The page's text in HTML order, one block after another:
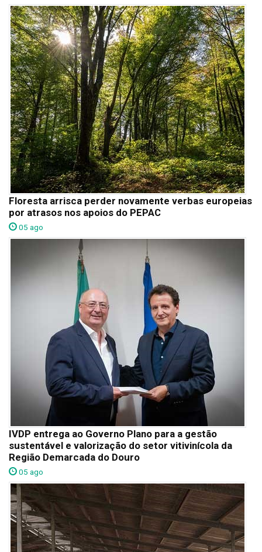
Floresta arrisca perder novamente verbas europeias
por atrasos nos apoios do PEPAC
05 ago
IVDP entrega ao Governo Plano para a gestão
sustentável e valorização do setor vitivinícola da
Região Demarcada do Douro
05 ago